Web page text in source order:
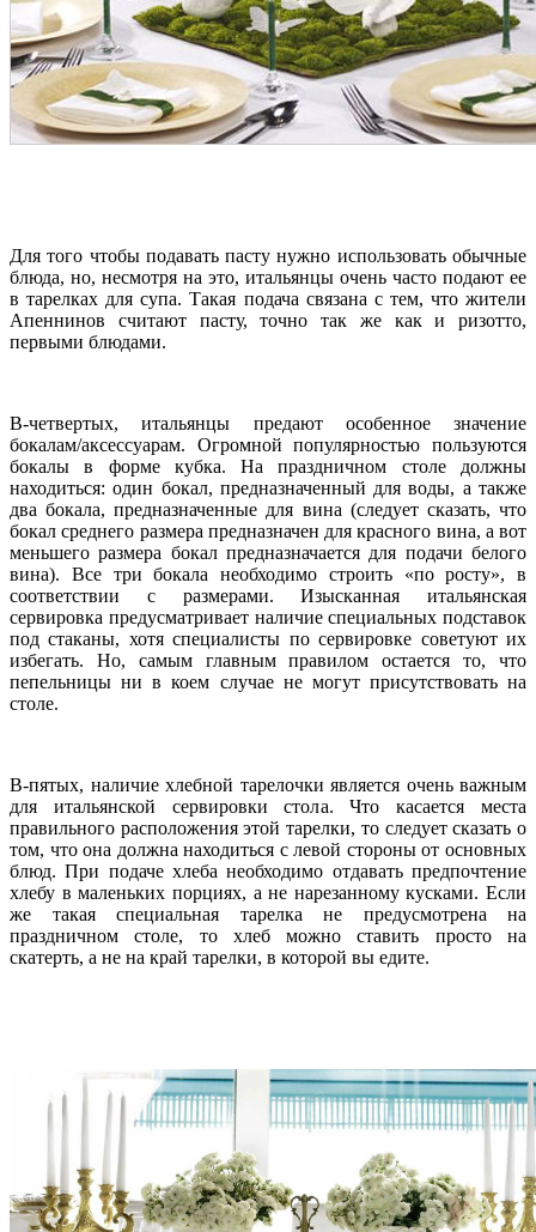
Для того чтобы подавать пасту нужно использовать обычные
блюда, но, несмотря на это, итальянцы очень часто подают ее
в тарелках для супа. Такая подача связана с тем, что жители
Апеннинов считают пасту, точно так же как и ризотто,
первыми блюдами.
В-четвертых, итальянцы предают особенное значение
бокалам/аксессуарам. Огромной популярностью пользуются
бокалы в форме кубка. На праздничном столе должны
находиться: один бокал, предназначенный для воды, а также
два бокала, предназначенные для вина (следует сказать, что
бокал среднего размера предназначен для красного вина, а вот
меньшего размера бокал предназначается для подачи белого
вина). Все три бокала необходимо строить «по росту», в
соответствии с размерами. Изысканная итальянская
сервировка предусматривает наличие специальных подставок
под стаканы, хотя специалисты по сервировке советуют их
избегать. Но, самым главным правилом остается то, что
пепельницы ни в коем случае не могут присутствовать на
столе.
В-пятых, наличие хлебной тарелочки является очень важным
для итальянской сервировки стола. Что касается места
правильного расположения этой тарелки, то следует сказать о
том, что она должна находиться с левой стороны от основных
блюд. При подаче хлеба необходимо отдавать предпочтение
хлебу в маленьких порциях, а не нарезанному кусками. Если
же такая специальная тарелка не предусмотрена на
праздничном столе, то хлеб можно ставить просто на
скатерть, а не на край тарелки, в которой вы едите.